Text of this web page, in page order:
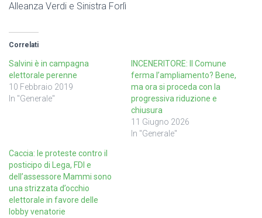
Alleanza Verdi e Sinistra Forlì
Correlati
Salvini è in campagna
elettorale perenne
10 Febbraio 2019
In "Generale"
INCENERITORE: Il Comune
ferma l’ampliamento? Bene,
ma ora si proceda con la
progressiva riduzione e
chiusura
11 Giugno 2026
In "Generale"
Caccia: le proteste contro il
posticipo di Lega, FDI e
dell’assessore Mammi sono
una strizzata d’occhio
elettorale in favore delle
lobby venatorie